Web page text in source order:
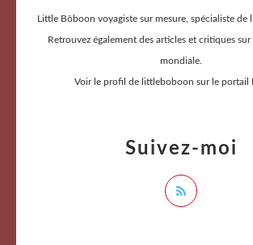
Little Bôboon voyagiste sur mesure, spécialiste de
Retrouvez également des articles et critiques
mondiale.
Voir le profil de littleboboon sur le portail
Suivez-moi